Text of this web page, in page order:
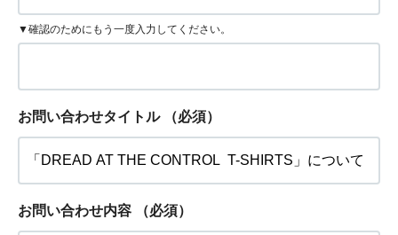
▼確認のためにもう一度入力してください。
お問い合わせタイトル （必須）
お問い合わせ内容 （必須）